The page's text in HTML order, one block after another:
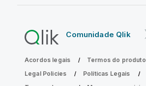
Comunidade Qlik
Acordos legais
Termos do produto
Legal Policies
Políticas Legais